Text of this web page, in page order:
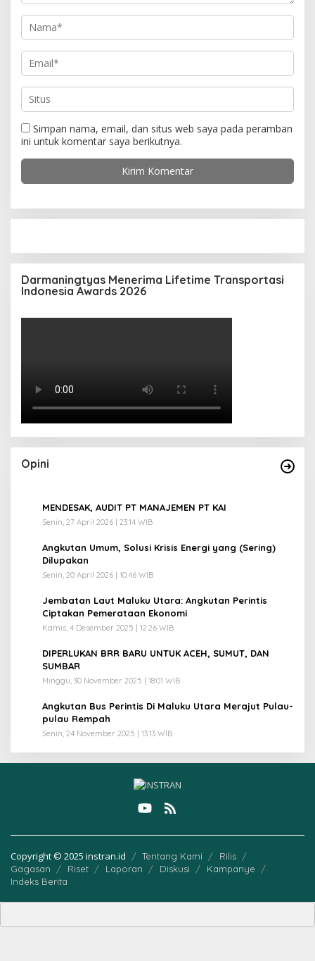
Simpan nama, email, dan situs web saya pada peramban
ini untuk komentar saya berikutnya.
Darmaningtyas Menerima Lifetime Transportasi
Indonesia Awards 2026
Opini
MENDESAK, AUDIT PT MANAJEMEN PT KAI
Senin, 27 April 2026 | 23:14 WIB
Angkutan Umum, Solusi Krisis Energi yang (Sering)
Dilupakan
Senin, 20 April 2026 | 10:46 WIB
Jembatan Laut Maluku Utara: Angkutan Perintis
Ciptakan Pemerataan Ekonomi
Kamis, 4 Desember 2025 | 12:26 WIB
DIPERLUKAN BRR BARU UNTUK ACEH, SUMUT, DAN
SUMBAR
Minggu, 30 November 2025 | 18:01 WIB
Angkutan Bus Perintis Di Maluku Utara Merajut Pulau-
pulau Rempah
Senin, 24 November 2025 | 13:13 WIB
Copyright © 2025 instran.id Tentang Kami
Rilis
Gagasan
Riset Laporan Diskusi
Kampanye
Indeks Berita